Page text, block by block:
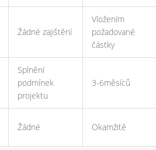
Žádné zajištění
Vložením
požadované
částky
Splnění
podmínek
projektu
3-6měsíců
Žádné Okamžitě